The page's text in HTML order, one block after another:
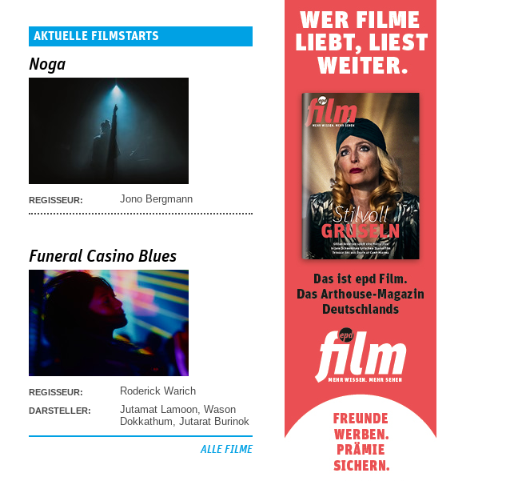
AKTUELLE FILMSTARTS
Noga
REGISSEUR: Jono Bergmann
Funeral Casino Blues
REGISSEUR: Roderick Warich
DARSTELLER: Jutamat Lamoon Wason
Dokkathum Jutarat Burinok
ALLE FILME